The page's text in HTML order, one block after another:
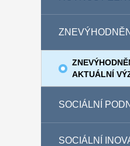
AKTUÁLNÍ
SOCIÁLNÍ
SOCIÁLNÍ